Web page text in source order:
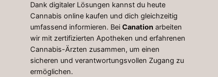
Dank digitaler Lösungen kannst du heute
Cannabis online kaufen und dich gleichzeitig
umfassend informieren. Bei Canationarbeiten
wir mit zertifizierten Apotheken und erfahrenen
Cannabis-Ärzten zusammen, um einen
sicheren und verantwortungsvollen Zugang zu
ermöglichen.